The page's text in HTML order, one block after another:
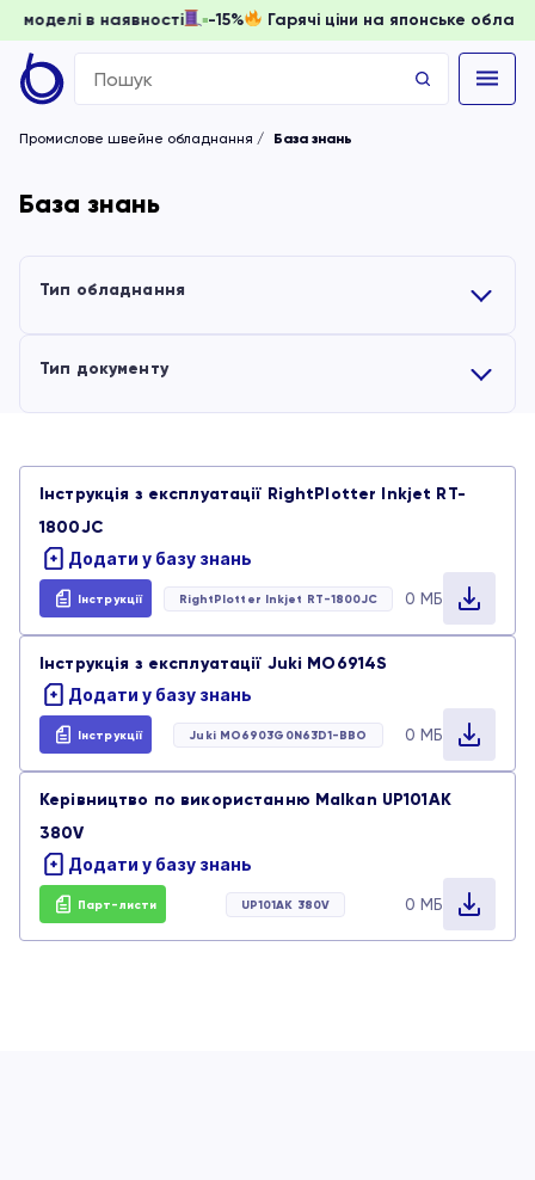
моделі в наявності -15% Гарячі ціни на японське
Search
for:
Промислове швейне обладнання База знань
База знань
Тип обладнання
Усі
Обладнання для волого-теплової обробки
Плотери та принтери
Промислові швейні машини
Розкрійне обладнання
Стьобальне обладнання
Тип документу
Парт-листи
Тести
Інструкція з експлуатації RightPlotter Inkjet RT-
1800JC
Додати у базу знань
Інструкції RightPlotter Inkjet RT-1800JC 0 МБ
Інструкція з експлуатації Juki MO6914S
Додати у базу знань
Інструкції Juki MO6903G0N63D1-BBO 0 МБ
Керівництво по використанню Malkan UP101AK
380V
Додати у базу знань
Парт-листи UP101AK 380V 0 МБ